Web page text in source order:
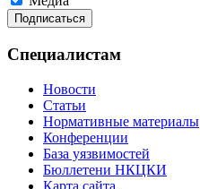
Специалистам
Новости
Статьи
Нормативные материалы
Конференции
База уязвимостей
Бюллетени НКЦКИ
Карта сайта